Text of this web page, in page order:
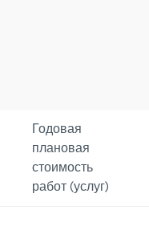
Годовая
плановая
стоимость
работ (услуг)